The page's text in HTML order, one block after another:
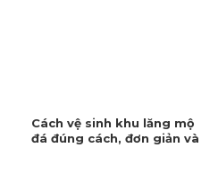
Cách vệ sinh khu lăng mộ
đá đúng cách, đơn giản và